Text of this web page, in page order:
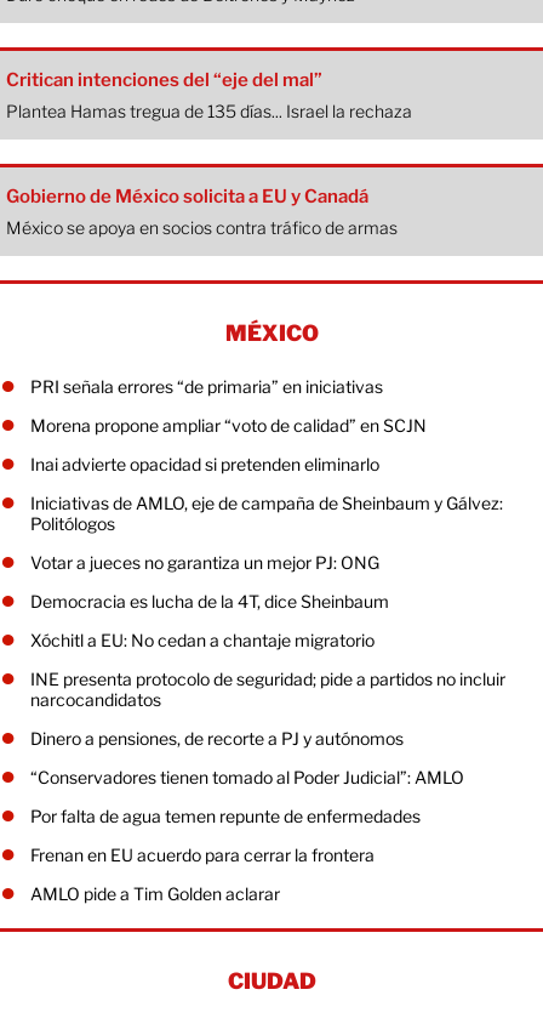
Critican intenciones del “eje del mal”
Plantea Hamas tregua de 135 días... Israel la rechaza
Gobierno de México solicita a EU y Canadá
México se apoya en socios contra tráfico de armas
MÉXICO
PRI señala errores “de primaria” en iniciativas
Morena propone ampliar “voto de calidad” en SCJN
Inai advierte opacidad si pretenden eliminarlo
Iniciativas de AMLO, eje de campaña de Sheinbaum y Gálvez:
Politólogos
Votar a jueces no garantiza un mejor PJ: ONG
Democracia es lucha de la 4T, dice Sheinbaum
Xóchitl a EU: No cedan a chantaje migratorio
INE presenta protocolo de seguridad; pide a partidos no incluir
narcocandidatos
Dinero a pensiones, de recorte a PJ y autónomos
“Conservadores tienen tomado al Poder Judicial”: AMLO
Por falta de agua temen repunte de enfermedades
Frenan en EU acuerdo para cerrar la frontera
AMLO pide a Tim Golden aclarar
CIUDAD